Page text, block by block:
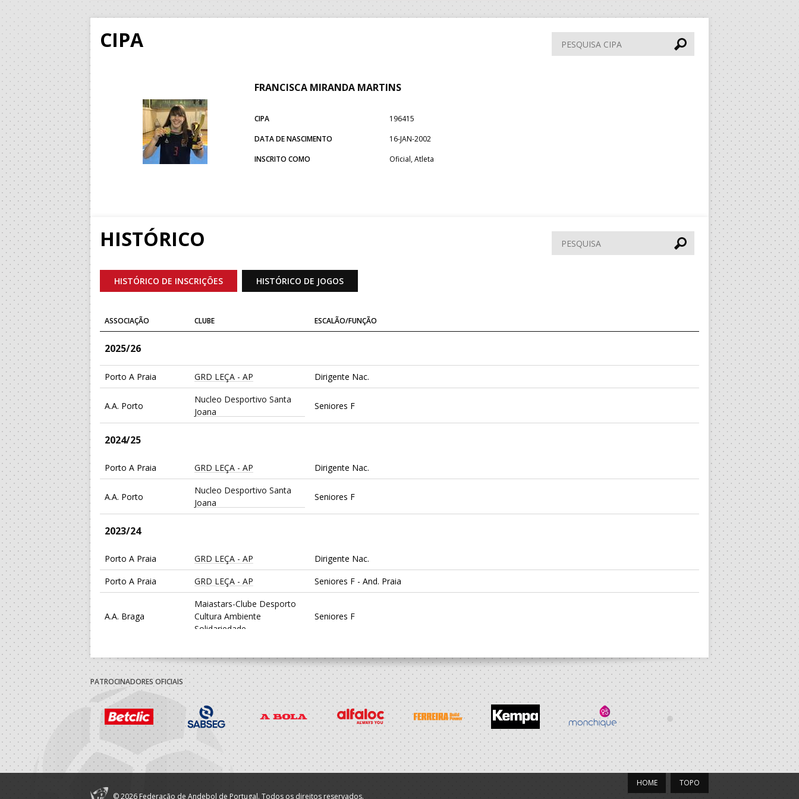
CIPA
Pesquisa
CIPA
FRANCISCA MIRANDA MARTINS
CIPA
196415
DATA DE NASCIMENTO
16-JAN-2002
INSCRITO COMO
Oficial, Atleta
HISTÓRICO Pesquisar
HISTÓRICO DE INSCRIÇÕES HISTÓRICO DE JOGOS
ASSOCIAÇÃO CLUBE ESCALÃO/FUNÇÃO
2025/26
Porto A Praia GRD LEÇA - AP Dirigente Nac.
A.A. Porto
Nucleo Desportivo Santa
Joana
Seniores F
2024/25
Porto A Praia GRD LEÇA - AP Dirigente Nac.
A.A. Porto
Nucleo Desportivo Santa
Joana
Seniores F
2023/24
Porto A Praia GRD LEÇA - AP
Dirigente Nac.
Porto A Praia
GRD LEÇA - AP Seniores F - And. Praia
A.A. Braga
Maiastars-Clube Desporto
Cultura Ambiente
Solidariedade
Seniores F
2022/23
Porto A Praia GRD LEÇA - AP Dirigente Nac.
A.A. Braga
Maiastars-Clube Desporto
Cultura Ambiente
Solidariedade
SUB-21 F
2021/22
A.A. Porto SUB-20 F / Seniores F
PATROCINADORES OFICIAIS
TOPO
HOME
© 2026 Federação de Andebol de Portugal. Todos os direitos reservados.